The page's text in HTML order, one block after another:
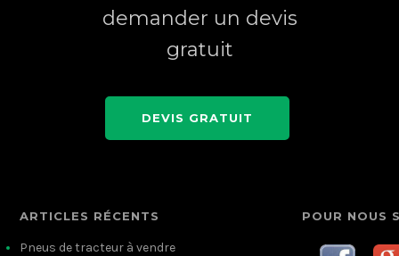
demander un devis
gratuit
DEVIS GRATUIT
ARTICLES RÉCENTS
Pneus de tracteur à vendre
POUR NOUS